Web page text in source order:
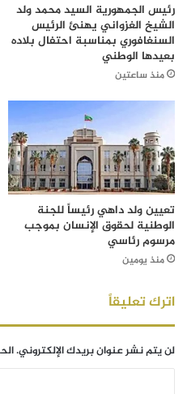
رئيس الجمهورية السيد محمد ولد
الشيخ الغزواني يهنئ الرئيس
السنغافوري بمناسبة احتفال بلاده
بعيدها الوطني
منذ ساعتين
تعيين ولد داهي رئيساً للجنة
الوطنية لحقوق الإنسان بموجب
مرسوم رئاسي
منذ يومين
اترك تعليقاً
لن يتم نشر عنوان بريدك الإلكتروني.